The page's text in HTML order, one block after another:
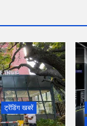
ट्रेंडिंग खबरें